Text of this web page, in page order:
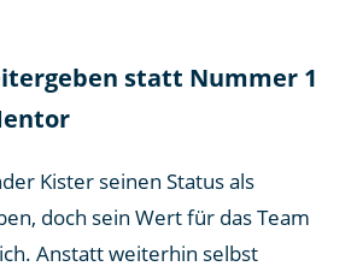
statt Nummer 1
Kister seinen Status als
doch sein Wert für das Team
Anstatt weiterhin selbst